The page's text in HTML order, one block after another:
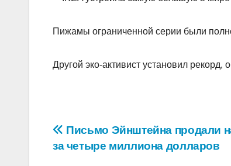
Пижамы ограниченной серии были
Другой эко-активист установил рекорд,
Навигация
Письмо Эйнштейна продали
за четыре миллиона долларов